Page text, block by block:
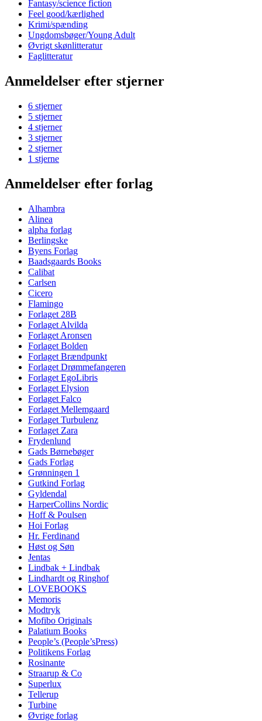
Fantasy/science fiction
Feel good/kærlighed
Krimi/spænding
Ungdomsbøger/Young Adult
Øvrigt skønlitteratur
Faglitteratur
Anmeldelser efter stjerner
6 stjerner
5 stjerner
4 stjerner
3 stjerner
2 stjerner
1 stjerne
Anmeldelser efter forlag
Alhambra
Alinea
alpha forlag
Berlingske
Byens Forlag
Baadsgaards Books
Calibat
Carlsen
Cicero
Flamingo
Forlaget 28B
Forlaget Alvilda
Forlaget Aronsen
Forlaget Bolden
Forlaget Brændpunkt
Forlaget Drømmefangeren
Forlaget EgoLibris
Forlaget Elysion
Forlaget Falco
Forlaget Mellemgaard
Forlaget Turbulenz
Forlaget Zara
Frydenlund
Gads Børnebøger
Gads Forlag
Grønningen 1
Gutkind Forlag
Gyldendal
HarperCollins Nordic
Hoff & Poulsen
Hoi Forlag
Hr. Ferdinand
Høst og Søn
Jentas
Lindbak + Lindbak
Lindhardt og Ringhof
LOVEBOOKS
Memoris
Modtryk
Mofibo Originals
Palatium Books
People’s (People’sPress)
Politikens Forlag
Rosinante
Straarup & Co
Superlux
Tellerup
Turbine
Øvrige forlag